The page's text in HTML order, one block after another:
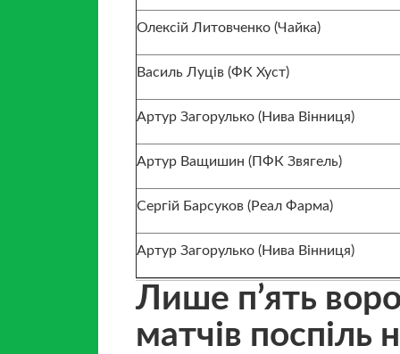
Олексій Литовченко (Чайка)
Василь Луців (ФК Хуст)
Артур Загорулько (Нива Вінниця)
Артур Ващишин (ПФК Звягель)
Сергій Барсуков (Реал Фарма)
Артур Загорулько (Нива Вінниця)
Лише п’ять
матчів поспіль